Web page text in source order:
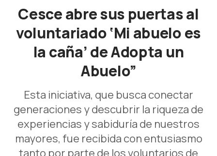
Cesce abre sus puertas al
voluntariado ‘Mi abuelo es
la caña’ de Adopta un
Abuelo”
Esta iniciativa, que busca conectar
generaciones y descubrir la riqueza de
experiencias y sabiduría de nuestros
mayores, fue recibida con entusiasmo
tanto por parte de los voluntarios de